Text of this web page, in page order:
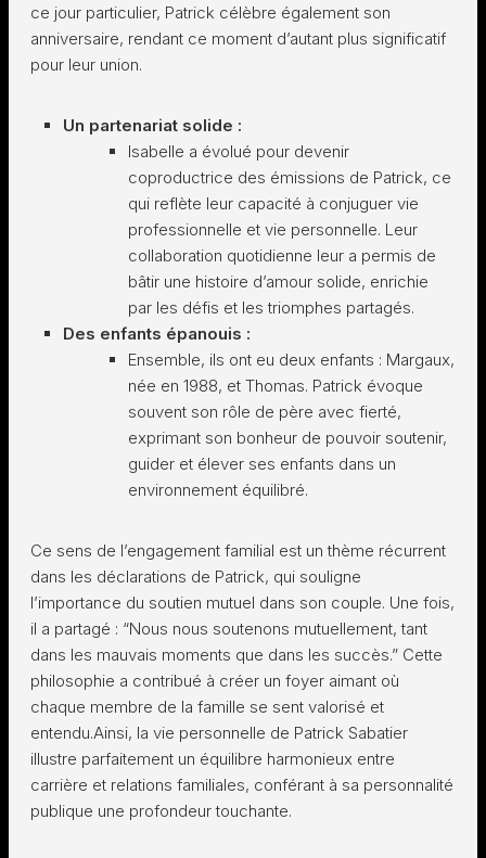
ce jour particulier, Patrick célèbre également son
anniversaire, rendant ce moment d’autant plus significatif
pour leur union.
Un partenariat solide :
Isabelle a évolué pour devenir
coproductrice des émissions de Patrick, ce
qui reflète leur capacité à conjuguer vie
professionnelle et vie personnelle. Leur
collaboration quotidienne leur a permis de
bâtir une histoire d’amour solide, enrichie
par les défis et les triomphes partagés.
Des enfants épanouis :
Ensemble, ils ont eu deux enfants : Margaux,
née en 1988, et Thomas. Patrick évoque
souvent son rôle de père avec fierté,
exprimant son bonheur de pouvoir soutenir,
guider et élever ses enfants dans un
environnement équilibré.
Ce sens de l’engagement familial est un thème récurrent
dans les déclarations de Patrick, qui souligne
l’importance du soutien mutuel dans son couple. Une fois,
il a partagé : “Nous nous soutenons mutuellement, tant
dans les mauvais moments que dans les succès.” Cette
philosophie a contribué à créer un foyer aimant où
chaque membre de la famille se sent valorisé et
entendu.Ainsi, la vie personnelle de Patrick Sabatier
illustre parfaitement un équilibre harmonieux entre
carrière et relations familiales, conférant à sa personnalité
publique une profondeur touchante.